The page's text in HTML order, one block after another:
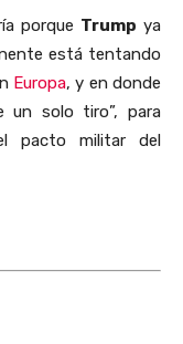
porque Trump ya
está tentando
Europa, y en donde
un solo tiro”, para
pacto militar del